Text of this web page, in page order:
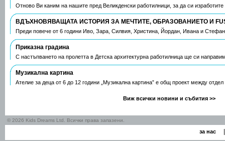
Отново Ви каним на нашите пред Великденски работилници, за да си
ВДЪХНОВЯВАЩАТА ИСТОРИЯ ЗА МЕЧТИТЕ, ОБРАЗОВАНИЕТО И
Преди повече от 6 години Иво, Зара, Силвия, Христина, Йордан, Ивана и
Приказна градина
С настъпването на пролетта в Детска архитектурна работилница ще си
Музикална картина
Ателие за деца от 6 до 12 години „Музикална картина” е общ проект между отдел
Виж всички новини и събития >>
© 2026 Kids Dreams Ltd. Всички права запазени.
за нас |